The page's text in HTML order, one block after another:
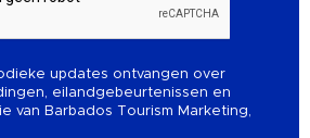
updates ontvangen over
eilandgebeurtenissen en
van Barbados Tourism Marketing,